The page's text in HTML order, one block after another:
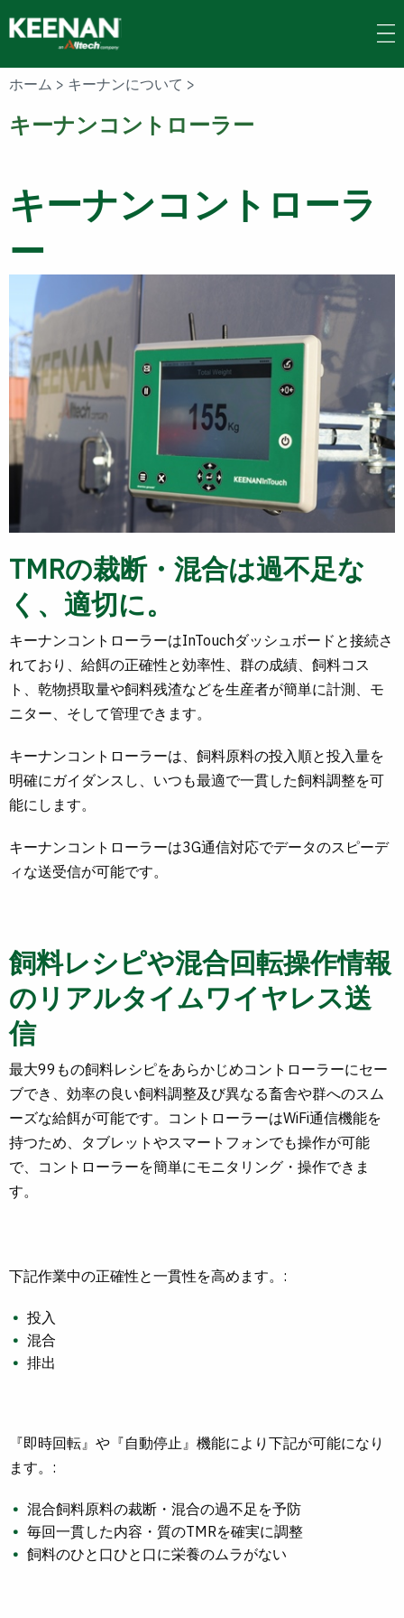
to
main
ホーム > キーナンについて >
キーナンコントローラー
キーナンコントローラ
ー
TMRの裁断・混合は過不足な
く、適切に。
キーナンコントローラーはInTouchダッシュボードと接続さ
れており、給餌の正確性と効率性、群の成績、飼料コス
ト、乾物摂取量や飼料残渣などを生産者が簡単に計測、モ
ニター、そして管理できます。
キーナンコントローラーは、飼料原料の投入順と投入量を
明確にガイダンスし、いつも最適で一貫した飼料調整を可
能にします。
キーナンコントローラーは3G通信対応でデータのスピーデ
ィな送受信が可能です。
飼料レシピや混合回転操作情報
のリアルタイムワイヤレス送
信
最大99もの飼料レシピをあらかじめコントローラーにセー
ブでき、効率の良い飼料調整及び異なる畜舎や群へのスム
ーズな給餌が可能です。コントローラーはWiFi通信機能を
持つため、タブレットやスマートフォンでも操作が可能
で、コントローラーを簡単にモニタリング・操作できま
す。
下記作業中の正確性と一貫性を高めます。:
投入
混合
排出
『即時回転』や『自動停止』機能により下記が可能になり
ます。:
混合飼料原料の裁断・混合の過不足を予防
毎回一貫した内容・質のTMRを確実に調整
飼料のひと口ひと口に栄養のムラがない